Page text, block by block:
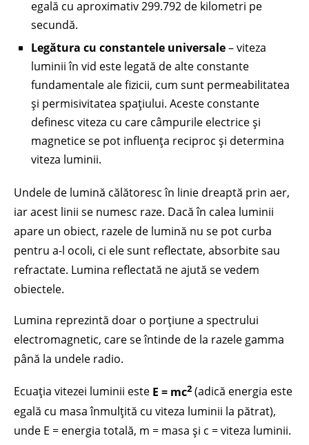
egală cu aproximativ 299.792 de kilometri pe
secundă.
Legătura cu constantele universale– viteza
luminii în vid este legată de alte constante
fundamentale ale fizicii, cum sunt permeabilitatea
și permisivitatea spațiului. Aceste constante
definesc viteza cu care câmpurile electrice și
magnetice se pot influența reciproc și determina
viteza luminii.
Undele de lumină călătoresc în linie dreaptă prin aer,
iar acest linii se numesc raze. Dacă în calea luminii
apare un obiect, razele de lumină nu se pot curba
pentru a-l ocoli, ci ele sunt reflectate, absorbite sau
refractate. Lumina reflectată ne ajută se vedem
obiectele.
Lumina reprezintă doar o porțiune a spectrului
electromagnetic, care se întinde de la razele gamma
până la undele radio.
Ecuația vitezei luminii este E = mc2 (adică energia este
egală cu masa înmulțită cu viteza luminii la pătrat),
unde E = energia totală, m = masa și c = viteza luminii.